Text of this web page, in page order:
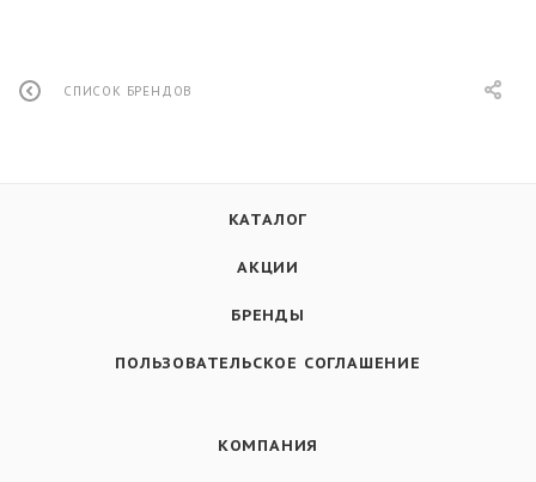
СПИСОК БРЕНДОВ
КАТАЛОГ
АКЦИИ
БРЕНДЫ
ПОЛЬЗОВАТЕЛЬСКОЕ СОГЛАШЕНИЕ
КОМПАНИЯ